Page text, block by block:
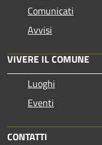
Comunicati
Avvisi
VIVERE IL COMUNE
Luoghi
Eventi
CONTATTI